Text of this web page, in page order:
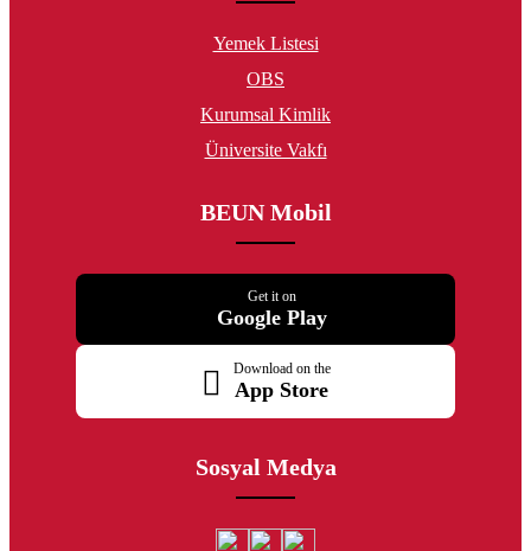
Yemek Listesi
OBS
Kurumsal Kimlik
Üniversite Vakfı
BEUN Mobil
Get it on
Google Play
Download on the
App Store
Sosyal Medya